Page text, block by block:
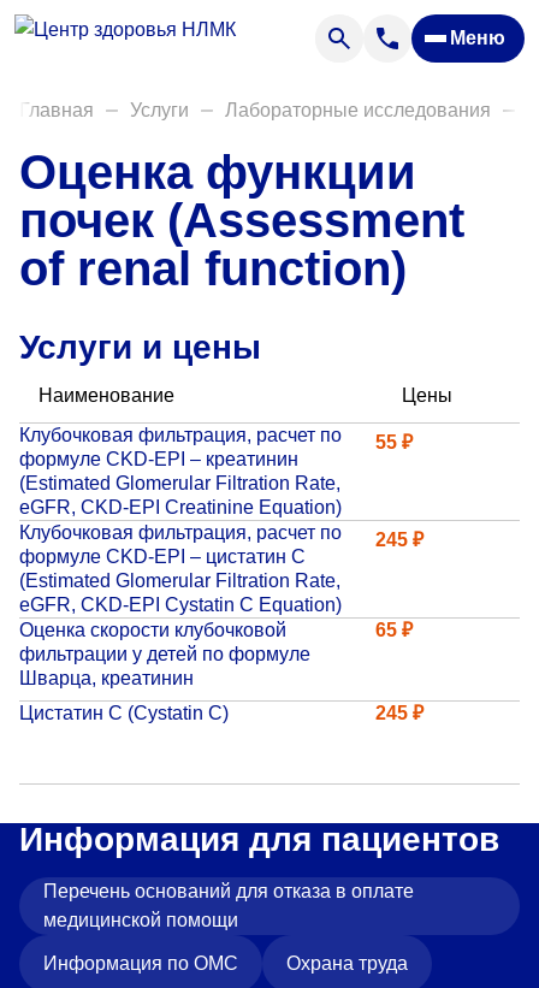
Меню
Анализы
Акции
Пациентам
Вакансии
О нас
Закупки
Направления деятельности
Новости
Прейскурант цен
Спроси врача
Контакты
Адрес
398005, г. Липецк, пл. Металлургов, 1
Понедельник — пятница 7:30–20:00
Суббота 08:00–16:00
Регистратура
+7 (4742) 55-55-43
Главная Услуги Лабораторные исследования
Оценка функции
почек (Assessment
of renal function)
Услуги и цены
Наименование
Цены
Клубочковая фильтрация, расчет по
формуле CKD-EPI – креатинин
(Estimated Glomerular Filtration Rate,
eGFR, CKD-EPI Creatinine Equation)
55 ₽
Клубочковая фильтрация, расчет по
формуле CKD-EPI – цистатин С
(Estimated Glomerular Filtration Rate,
eGFR, CKD-EPI Сystatin C Equation)
245 ₽
Оценка скорости клубочковой
фильтрации у детей по формуле
Шварца, креатинин
65 ₽
Цистатин С (Cystatin C) 245 ₽
Информация для пациентов
Перечень оснований для отказа в оплате
медицинской помощи
Информация по ОМС Охрана труда